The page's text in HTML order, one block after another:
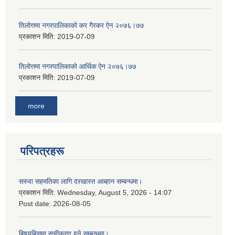
तिलोत्तमा नगरपालिकाको कर गैरकर ऐन २०७६।७७
प्रकाशन मिति: 2019-07-09
तिलोत्तमा नगरपालिकाको आर्थिक ऐन २०७६।७७
प्रकाशन मिति: 2019-07-09
more
परिपत्रहरू
सरुवा सहमतिका लागि दरखास्त आब्हान सम्बन्धमा।
प्रकाशन मिति: Wednesday, August 5, 2026 - 14:07
Post date: 2026-08-05